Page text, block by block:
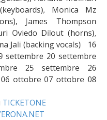
Monica Mz
James Thompson
Oviedo Dilout (horns),
Jali (backing vocals) 16
settembre 20 settembre
25 settembre 26
ottobre 07 ottobre 08
TICKETONE